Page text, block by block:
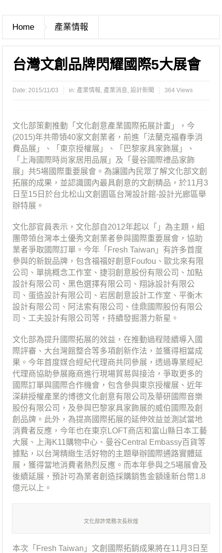
Home 產業情報
台灣文創品牌閃耀國際5大展會
Date:2015/11/03 in: 產業情報, 產業消息,設計新聞 364 Views
文化部策劃推動「文化創意產業國際拓展計畫」，今
(2015)年共帶領40家文創業者，前進「法蘭克福春季消
費品展」、「東京授權展」、「巴黎家具家飾展」、
「上海國際時尚家居用品展」及「曼谷國際禮品家飾
展」共5場國際重要展會。為讓國內民眾了解文化部文創
拓展的成果，並認識國內最具創意的文創精品，於11月3
日至15日於台北松山文創園區台灣設計館-設計光廊區舉
辦特展。
文化部官員表示，文化部自2012年起以「」為主題，組
團帶領台灣本土優秀文創業者參與國際重要展會，協助
業者爭取國際訂單。今年「Fresh Taiwan」有許多首度
參與的新銳品牌，包含福福好創意Foufou、歐北來有限
公司、單挑概念工作室、捷羽創意股份有限公司、加點
設計有限公司、黑色選擇有限公司、翔詠設計有限公
司、蛋造設計有限公司、岩居創意設計工作室、平衡木
設計有限公司、阿法索有限公司、佳鼎國際股份有限公
司、工夫設計有限公司等，持續發掘潛力新星。
文化部為提升國際拓展的效益，在推動過程陸續導入國
際評審、大台灣館整合等多項創新作法，並獲得相當成
果。今年首度媒合經紀代理商共同參展，透過專業經紀
代理商協助參展廠商進行現場貿易與接洽，爭取更多的
國際訂單與國際合作機會，包含參與東京授權展、近年
深耕授權產業的博德文化創意有限公司及華研國際音樂
股份有限公司，及參與巴黎家具家飾展的威伯國際及創
創品牌。此外，為提高國際拓展的延伸效益並測試當地
消費者反應，今年也在東京LOFT商店和富山縣日本工藝
大展、上海K11購物中心、曼谷Central Embassy百貨等
據點，以台灣精緻生活好物的主題舉辦國際通路實體延
展，獲得當地消費者熱烈反應。而本年參與之5場展會及
後續延展，預計可為業者創造採購銷售金額達新台幣1.8
億元以上。
文化部許常務次長秋煌
本次「Fresh Taiwan」文創國際拓銷成果將在11月3日至